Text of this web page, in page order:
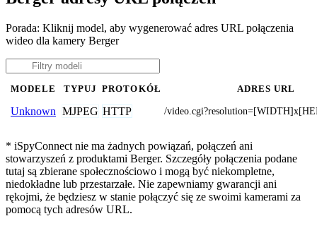
Porada: Kliknij model, aby wygenerować adres URL połączenia
wideo dla kamery Berger
MODELE TYPUJ PROTOKÓŁ ADRES URL
Unknown MJPEG HTTP /
* iSpyConnect nie ma żadnych powiązań, połączeń ani
stowarzyszeń z produktami Berger. Szczegóły połączenia podane
tutaj są zbierane społecznościowo i mogą być niekompletne,
niedokładne lub przestarzałe. Nie zapewniamy gwarancji ani
rękojmi, że będziesz w stanie połączyć się ze swoimi kamerami za
pomocą tych adresów URL.